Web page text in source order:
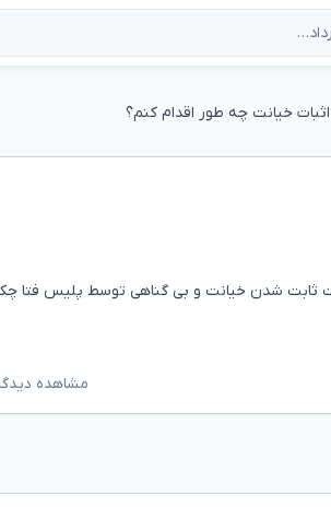
اثبات خیانت چه طور اقدام کنم؟
ثابت شدن خیانت و بی گناهی توسط پلیس فتا
مشاهده